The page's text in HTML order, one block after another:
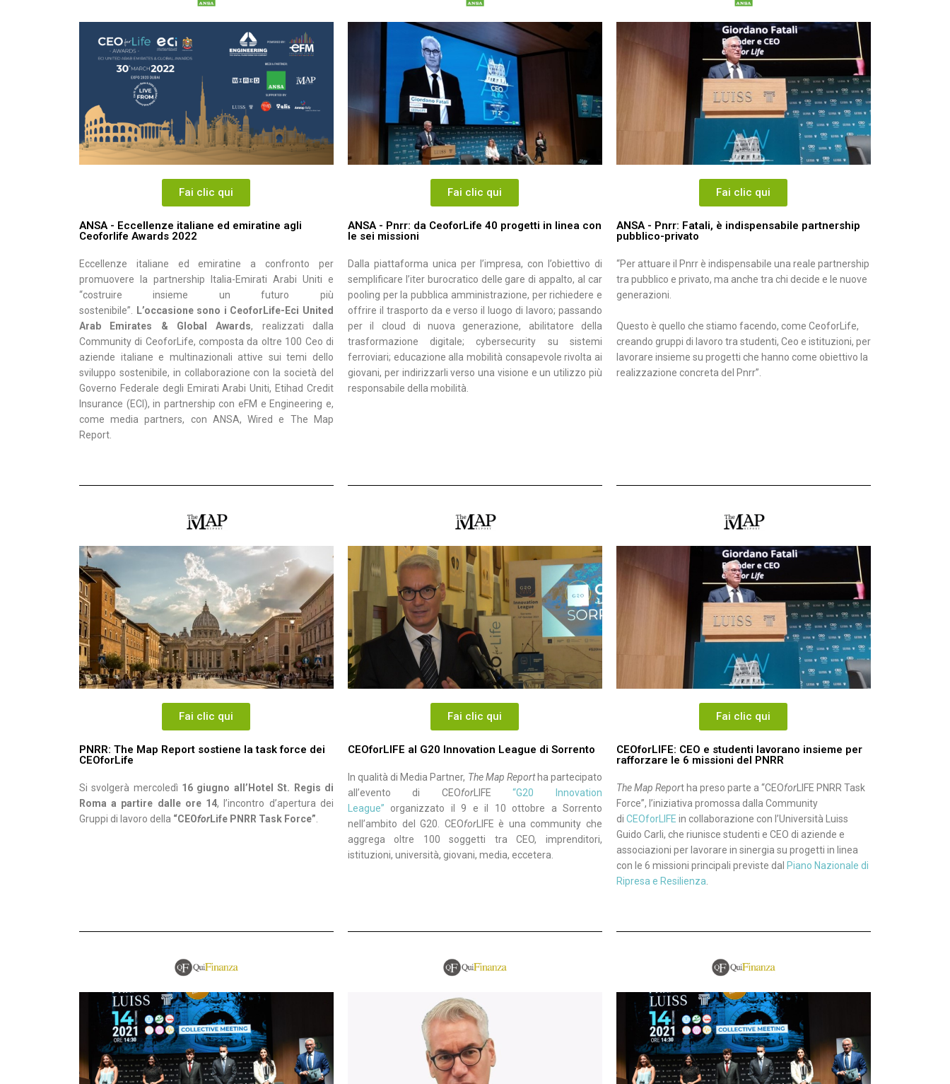
Fai clic qui
ANSA - Eccellenze italiane ed emiratine agli
Ceoforlife Awards 2022
Eccellenze italiane ed emiratine a confronto per
promuovere la partnership Italia-Emirati Arabi Uniti e
“costruire insieme un futuro più
sostenibile”. L’occasione sono i CeoforLife-Eci United
Arab Emirates & Global Awards, realizzati dalla
Community di CeoforLife, composta da oltre 100 Ceo di
aziende italiane e multinazionali attive sui temi dello
sviluppo sostenibile, in collaborazione con la società del
Governo Federale degli Emirati Arabi Uniti, Etihad Credit
Insurance (ECI), in partnership con eFM e Engineering e,
come media partners, con ANSA, Wired e The Map
Report.
Fai clic qui
ANSA - Pnrr: da CeoforLife 40 progetti in linea con
le sei missioni
Dalla piattaforma unica per l’impresa, con l’obiettivo di
semplificare l’iter burocratico delle gare di appalto, al car
pooling per la pubblica amministrazione, per richiedere e
offrire il trasporto da e verso il luogo di lavoro; passando
per il cloud di nuova generazione, abilitatore della
trasformazione digitale; cybersecurity su sistemi
ferroviari; educazione alla mobilità consapevole rivolta ai
giovani, per indirizzarli verso una visione e un utilizzo più
responsabile della mobilità.
Fai clic qui
ANSA - Pnrr: Fatali, è indispensabile partnership
pubblico-privato
“Per attuare il Pnrr è indispensabile una reale partnership
tra pubblico e privato, ma anche tra chi decide e le nuove
generazioni.
Questo è quello che stiamo facendo, come CeoforLife,
creando gruppi di lavoro tra studenti, Ceo e istituzioni, per
lavorare insieme su progetti che hanno come obiettivo la
realizzazione concreta del Pnrr”.
Fai clic qui
PNRR: The Map Report sostiene la task force dei
CEOforLife
Si svolgerà mercoledì 16 giugno all’Hotel St. Regis di
Roma a partire dalle ore 14, l’incontro d’apertura dei
Gruppi di lavoro della “CEOforLife PNRR Task Force”.
Fai clic qui
CEOforLIFE al G20 Innovation League di Sorrento
In qualità di Media Partner, The Map Reportha partecipato
all’evento di CEOforLIFE“G20 Innovation
League” organizzato il 9 e il 10 ottobre a Sorrento
nell’ambito del G20. CEOforLIFE è una community che
aggrega oltre 100 soggetti tra CEO, imprenditori,
istituzioni, università, giovani, media, eccetera.
Fai clic qui
CEOforLIFE: CEO e studenti lavorano insieme per
rafforzare le 6 missioni del PNRR
The Map Report ha preso parte a “CEOforLIFE PNRR Task
Force”, l’iniziativa promossa dalla Community
di CEOforLIFE in collaborazione con l’Università Luiss
Guido Carli, che riunisce studenti e CEO di aziende e
associazioni per lavorare in sinergia su progetti in linea
con le 6 missioni principali previste dal Piano Nazionale di
Ripresa e Resilienza.